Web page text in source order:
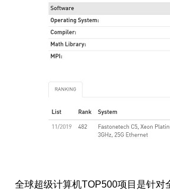
全球超级计算机TOP500项目是针对